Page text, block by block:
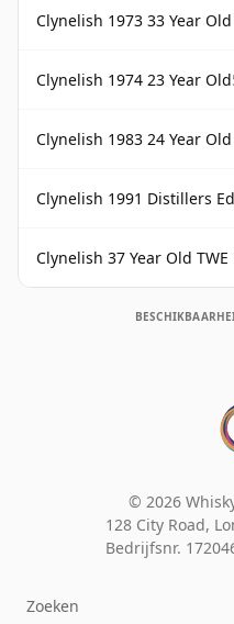
Clynelish 1973 33 Year
Clynelish 1974 23 Year Old
Clynelish 1983 24 Year Old
Clynelish 1991 Distillers
Clynelish 37 Year Old
© 2026
128 City Road,
Bedrijfsnr.
Zoeken